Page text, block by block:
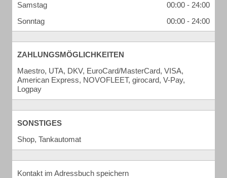
Samstag
00:00 - 24:00
Sonntag
00:00 - 24:00
ZAHLUNGSMÖGLICHKEITEN
Maestro, UTA, DKV, EuroCard/MasterCard, VISA,
American Express, NOVOFLEET, girocard, V-Pay,
Logpay
SONSTIGES
Shop, Tankautomat
Kontakt im Adressbuch speichern